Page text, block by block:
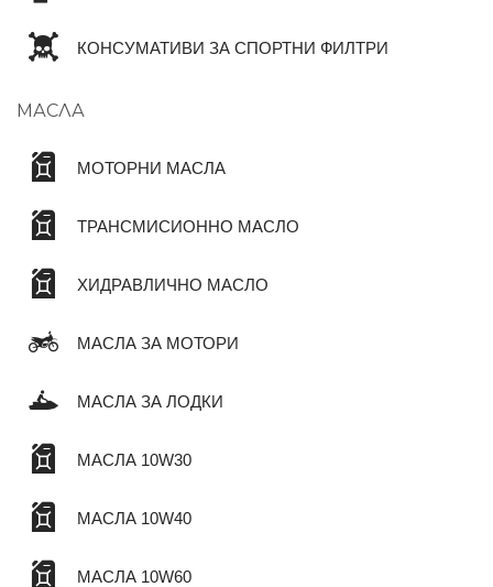
КОНСУМАТИВИ ЗА СПОРТНИ ФИЛТРИ
МАСЛА
МОТОРНИ МАСЛА
ТРАНСМИСИОННО МАСЛО
ХИДРАВЛИЧНО МАСЛО
МАСЛА ЗА МОТОРИ
МАСЛА ЗА ЛОДКИ
МАСЛА 10W30
МАСЛА 10W40
МАСЛА 10W60